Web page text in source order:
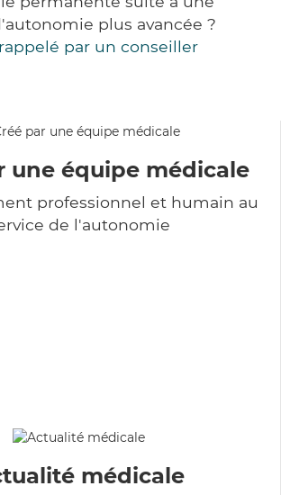
plus avancée ?
par un conseiller
une équipe médicale
professionnel et humain au
de l'autonomie
médicale